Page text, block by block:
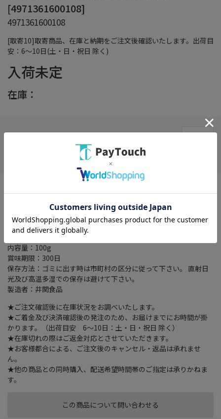
[取寄10]取寄商品、在庫と納期をご注文後確認いたします。出荷目
安：6～10日(土・日・祝日 除く)
[4971361600108]
4971361600108
入荷未定
在庫：
この商品について問い合わせる
在庫がありません
ろやかで、どことなく懐かしい風味のするのど飴です。
名称：キャンディ
原材料名：砂糖（国内製造）、水飴、れんこん、ハーブエキス／
内容量：100g
賞味期限：300日
保存方法：ゴミに出す時は市町村の区分に従って下さい。 直射日
光及び高温多湿での保存は避けて下さい。
製造者：井関食品
★ご注文確認後に在庫状況をお調べいたします。
★ご着金及び決済確認後の発注のため、お届けまでにお時間が掛
かります。（出荷目安 6～10日：土・日・祝日 除く）
★在庫切れの際はご返金対応とさせていただきます。
★お客様都合による、ご注文後のキャンセル・返品は承れませ
ん。
★他の商品との同時購入、配送希望時間帯のご指定は承りかねま
す。